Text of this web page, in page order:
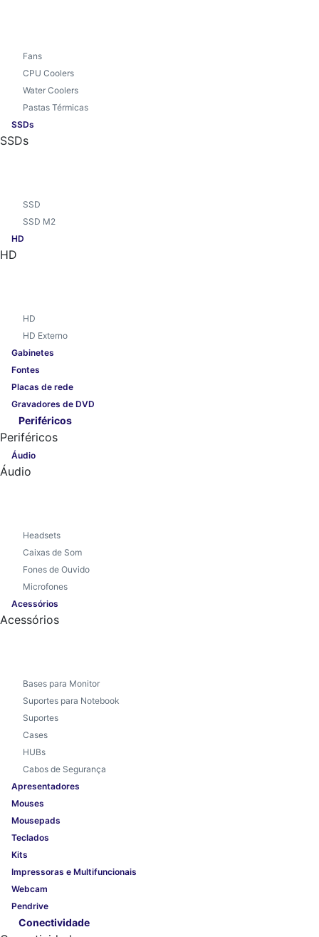
Fans
CPU Coolers
Water Coolers
Pastas Térmicas
SSDs
SSDs
SSD
SSD M2
HD
HD
HD
HD Externo
Gabinetes
Fontes
Placas de rede
Gravadores de DVD
Periféricos
Periféricos
Áudio
Áudio
Headsets
Caixas de Som
Fones de Ouvido
Microfones
Acessórios
Acessórios
Bases para Monitor
Suportes para Notebook
Suportes
Cases
HUBs
Cabos de Segurança
Apresentadores
Mouses
Mousepads
Teclados
Kits
Impressoras e Multifuncionais
Webcam
Pendrive
Conectividade